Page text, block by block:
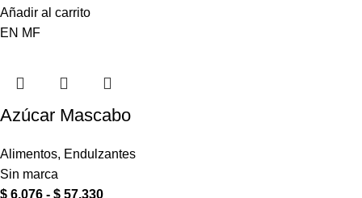
Añadir al carrito
EN MF
Azúcar Mascabo
Alimentos, Endulzantes
Sin marca
$ 6.076 - $ 57.330